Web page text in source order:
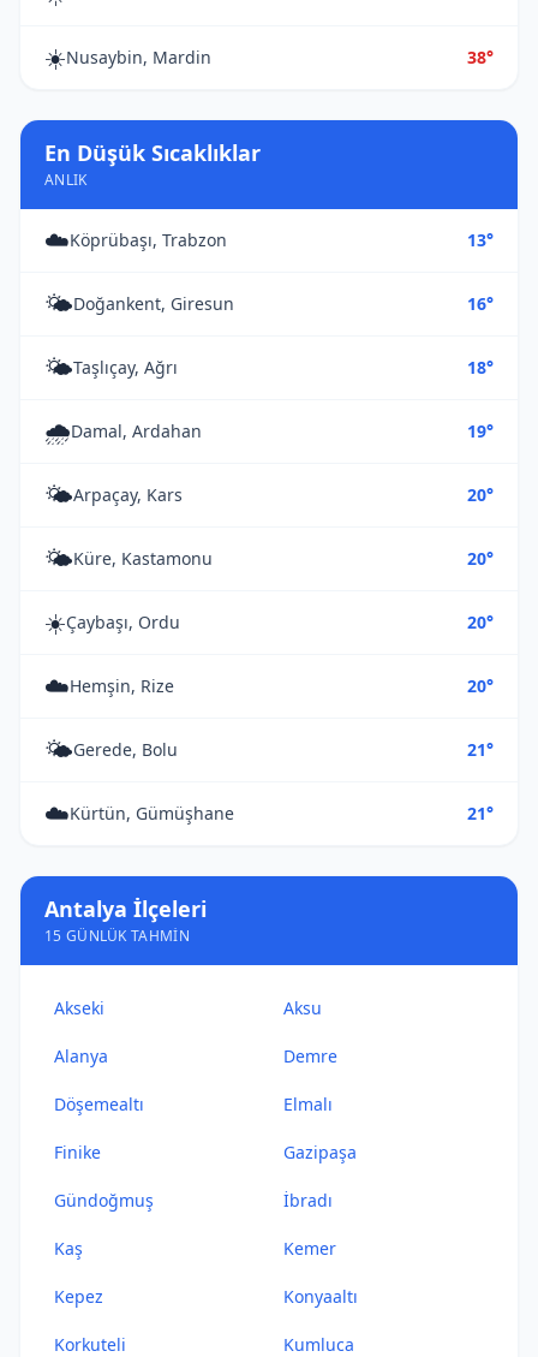
☀️Nusaybin, Mardin 38°
En Düşük Sıcaklıklar
ANLIK
☁️Köprübaşı, Trabzon 13°
🌤️Doğankent, Giresun 16°
🌤️Taşlıçay, Ağrı 18°
🌧️Damal, Ardahan 19°
🌤️Arpaçay, Kars 20°
🌤️Küre, Kastamonu 20°
☀️Çaybaşı, Ordu 20°
☁️Hemşin, Rize 20°
🌤️Gerede, Bolu 21°
☁️Kürtün, Gümüşhane 21°
Antalya İlçeleri
15 GÜNLÜK TAHMIN
Akseki Aksu
Alanya Demre
Döşemealtı Elmalı
Finike Gazipaşa
Gündoğmuş İbradı
Kaş Kemer
Kepez Konyaaltı
Korkuteli Kumluca